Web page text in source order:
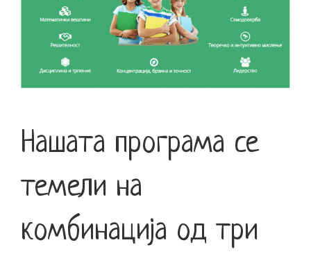
Нашата програма се
темели на
комбинација од три